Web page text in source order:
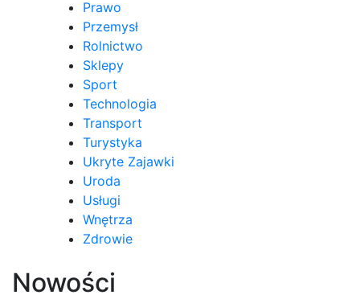
Prawo
Przemysł
Rolnictwo
Sklepy
Sport
Technologia
Transport
Turystyka
Ukryte Zajawki
Uroda
Usługi
Wnętrza
Zdrowie
Nowości